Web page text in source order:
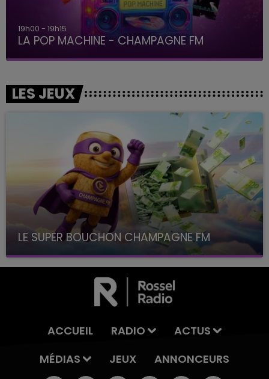
19h15 - 20h00
LA RADIO POP
LES JEUX
LE SUPER BOUCHON CHAMPAGNE FM
avec La Famille Champagne FM, à 8H10
ACCUEIL RADIO
ACTUS
MÉDIAS
JEUX ANNONCEURS